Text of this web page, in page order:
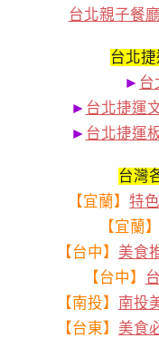
台北親子餐
台北
► 台
► 台北捷運
► 台北捷運
台灣
【宜蘭】 特
【宜蘭】
【台中】 美食
【台中】
【南投】 南投
【台東】 美食